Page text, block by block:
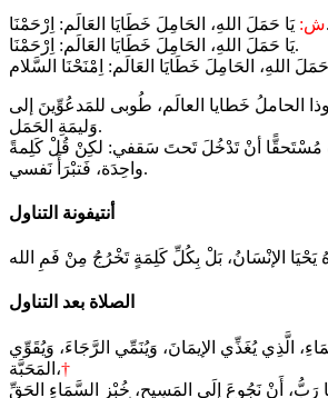
ش:يَا حَمَلَ اللهِ، الحَامِلَ خَطَايَا العَالَم: اِرْحَمْنَا.
يَا حَمَلَ اللهِ، الحَامِلَ خَطَايَا العَالَم: اِرْحَمْنَا.
الحاملُ خَطايا العالَم، طُوبى للمَدعُوِّينَ إلى
وَليمَةِ الحَمَل.
أنْ تَدْخُلَ تَحتَ سَقفي: لكِنْ قُلْ كَلِمةً
واحِدَة، فَتبْرَأَ نَفسي.
أنتيفونة التناول
الصلاة بعد التناول
الَّذِي يُغَذِّي الإيمَانَ، وَيُنَمِّي الرَّجَاءَ، وَيُقَوِّي
المَحَبَّة،†